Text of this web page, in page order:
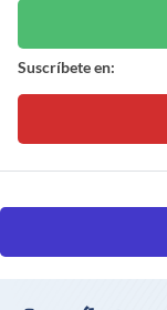
Suscríbete en: